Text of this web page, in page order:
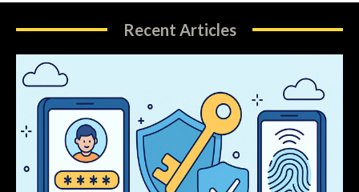
Recent Articles